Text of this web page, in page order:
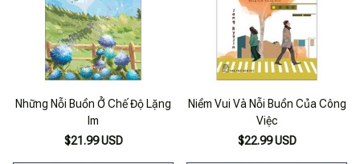
Những Nỗi Buồn Ở Chế Độ Lặng
Im
$21.99 USD
Niềm Vui Và Nỗi Buồn Của Công
Việc
$22.99 USD